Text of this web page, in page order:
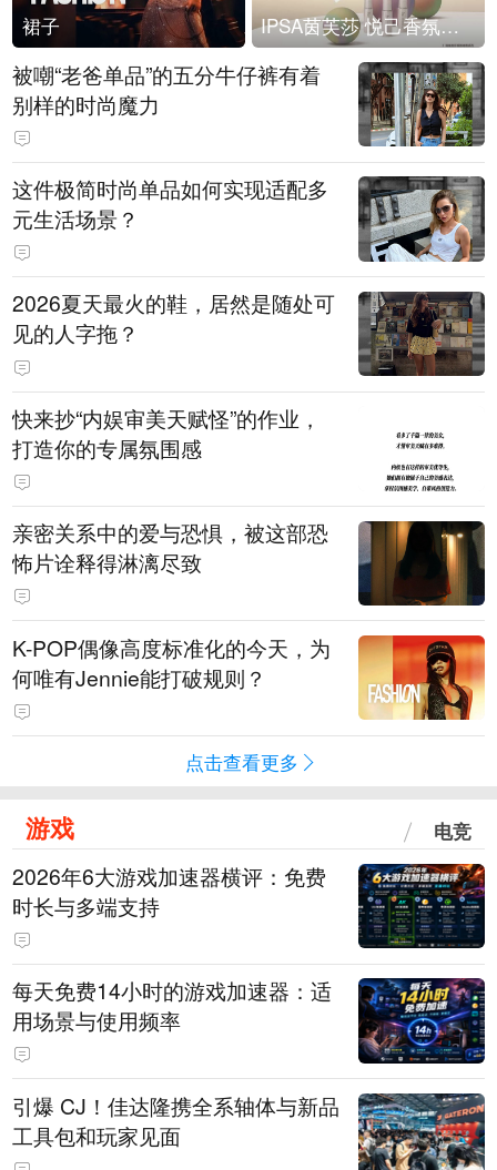
裙子 IPSA茵芙莎 悦己香氛凝露上市
被嘲“老爸单品”的五分牛仔裤有着
别样的时尚魔力
这件极简时尚单品如何实现适配多
元生活场景？
2026夏天最火的鞋，居然是随处可
见的人字拖？
快来抄“内娱审美天赋怪”的作业，
打造你的专属氛围感
亲密关系中的爱与恐惧，被这部恐
怖片诠释得淋漓尽致
K-POP偶像高度标准化的今天，为
何唯有Jennie能打破规则？
点击查看更多
游戏 电竞
2026年6大游戏加速器横评：免费
时长与多端支持
每天免费14小时的游戏加速器：适
用场景与使用频率
引爆 CJ！佳达隆携全系轴体与新品
工具包和玩家见面